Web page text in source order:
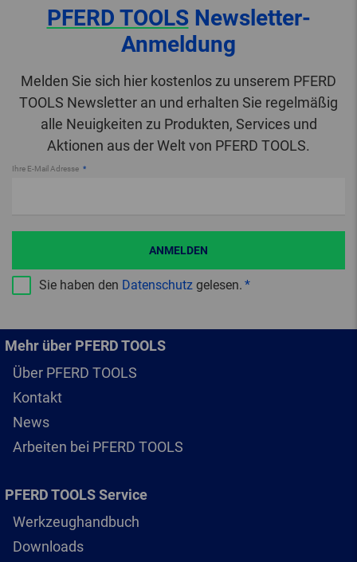
PFERD TOOLSNewsletter-
Anmeldung
Melden Sie sich hier kostenlos zu unserem PFERD
TOOLS Newsletter an und erhalten Sie regelmäßig
alle Neuigkeiten zu Produkten, Services und
Aktionen aus der Welt von PFERD TOOLS.
Ihre E-Mail Adresse
Sie haben den Datenschutz gelesen.
ANMELDEN
Mehr über PFERD TOOLS
Über PFERD TOOLS
Kontakt
News
Arbeiten bei PFERD TOOLS
PFERD TOOLS Service
Werkzeughandbuch
Downloads